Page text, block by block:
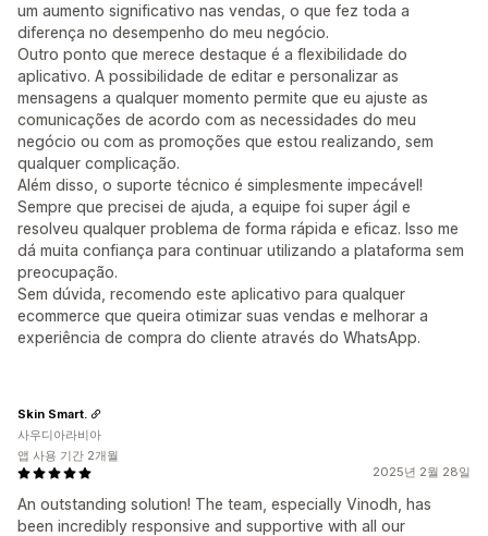
um aumento significativo nas vendas, o que fez toda a
diferença no desempenho do meu negócio.
Outro ponto que merece destaque é a flexibilidade do
aplicativo. A possibilidade de editar e personalizar as
mensagens a qualquer momento permite que eu ajuste as
comunicações de acordo com as necessidades do meu
negócio ou com as promoções que estou realizando, sem
qualquer complicação.
Além disso, o suporte técnico é simplesmente impecável!
Sempre que precisei de ajuda, a equipe foi super ágil e
resolveu qualquer problema de forma rápida e eficaz. Isso me
dá muita confiança para continuar utilizando a plataforma sem
preocupação.
Sem dúvida, recomendo este aplicativo para qualquer
ecommerce que queira otimizar suas vendas e melhorar a
experiência de compra do cliente através do WhatsApp.
2025년 2월 28일
An outstanding solution! The team, especially Vinodh, has
been incredibly responsive and supportive with all our
Skin Smart.
사우디아라비아
앱 사용 기간 2개월